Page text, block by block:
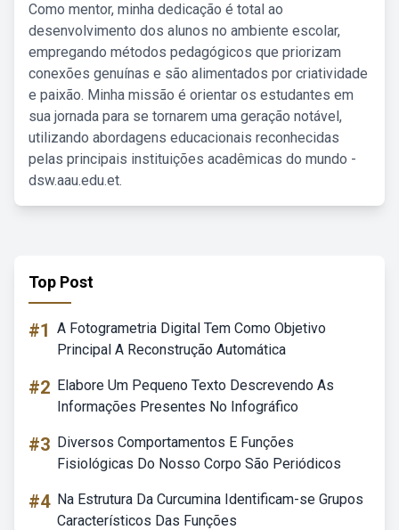
Como mentor, minha dedicação é total ao
desenvolvimento dos alunos no ambiente escolar,
empregando métodos pedagógicos que priorizam
conexões genuínas e são alimentados por criatividade
e paixão. Minha missão é orientar os estudantes em
sua jornada para se tornarem uma geração notável,
utilizando abordagens educacionais reconhecidas
pelas principais instituições acadêmicas do mundo -
dsw.aau.edu.et.
Top Post
#1 A Fotogrametria Digital Tem Como Objetivo
Principal A Reconstrução Automática
#2 Elabore Um Pequeno Texto Descrevendo As
Informações Presentes No Infográfico
#3 Diversos Comportamentos E Funções
Fisiológicas Do Nosso Corpo São Periódicos
#4 Na Estrutura Da Curcumina Identificam-se Grupos
Característicos Das Funções